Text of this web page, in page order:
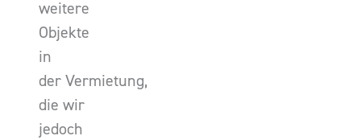
weitere
Objekte
in
der Vermietung,
die wir
jedoch